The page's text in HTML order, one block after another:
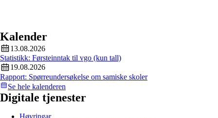
Kalender
13.08.2026
Statistikk: Førsteinntak til vgo (kun tall)
19.08.2026
Rapport: Spørreundersøkelse om samiske skoler
Se hele kalenderen
Digitale tjenester
Høyringar